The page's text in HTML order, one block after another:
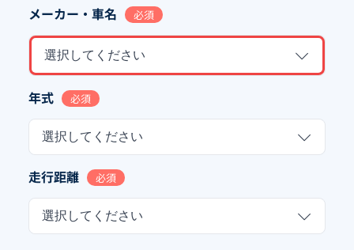
メーカー・車名 必須
選択してください
年式 必須
選択してください
走行距離 必須
選択してください